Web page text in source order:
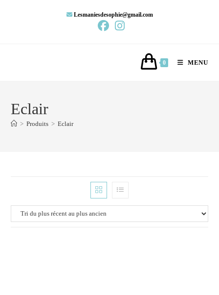
Lesmaniesdesophie@gmail.com
0 MENU
Eclair
> Produits > Eclair